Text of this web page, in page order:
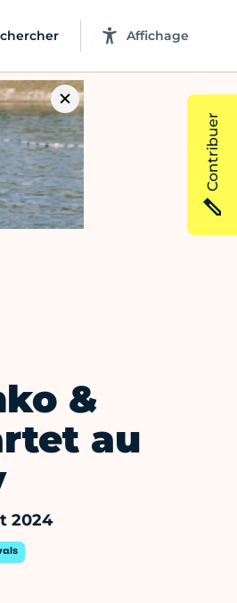
Affichage
&
au
2024
Contribuer